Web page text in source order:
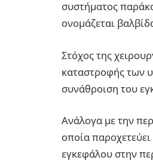
συστήματος
ονομάζεται
Στόχος της
καταστροφής των
συνάθροιση του
Ανάλογα με την
οποία
εγκεφάλου στην